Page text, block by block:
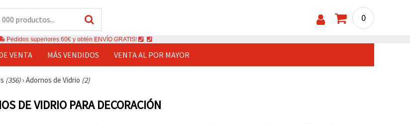
0
Pedidos superiores 60€ y obtén ENVÍO GRATIS!
VENTA MÁS VENDIDOS VENTA AL POR MAYOR
(356)› Adornos de Vidrio (2)
DE VIDRIO PARA DECORACIÓN